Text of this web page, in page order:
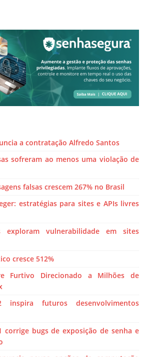
a contratação Alfredo Santos
sofreram ao menos uma violação de
falsas crescem 267% no Brasil
estratégias para sites e APIs livres
exploram vulnerabilidade em sites
cresce 512%
Furtivo Direcionado a Milhões de
inspira futuros desenvolvimentos
corrige bugs de exposição de senha e